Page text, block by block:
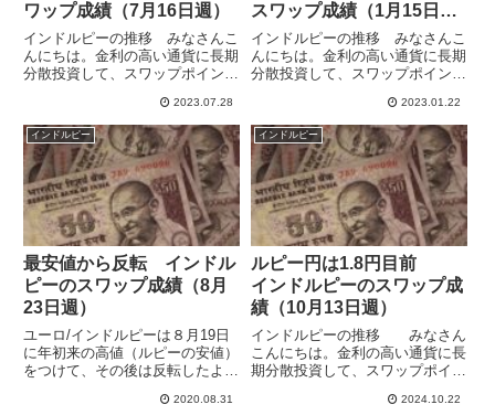
ワップ成績（7月16日週）
インドルピーの推移 みなさんこ
んにちは。金利の高い通貨に長期
分散投資して、スワップポイント
す。米ドル・メキシコペソ・トル
コリラ・ブラジルレアル・インド
ルピー・ポーランドズロチ・チェ
ココルナ・ハンガリーフォリント
の...
2023.07.28
スワップ成績（1月15日
週）
インドルピーの推移 みなさんこ
んにちは。金利の高い通貨に長期
分散投資して、スワップポイント
す。10通貨で運用していました
が、英ポンドをすべて決済して、
米ドル・メキシコペソ・南アフリ
カランド・トルコリラ・ブラジル
レ...
2023.01.22
インドルピー
最安値から反転 インドル
ピーのスワップ成績（8月
23日週）
ユーロ/インドルピーは８月19日
に年初来の高値（ルピーの安値）
をつけて、その後は反転したよう
ピー(1.51%)の大幅なユーロ安・
2020.08.31
インドルピー
ルピー円は1.8円目前
インドルピーのスワップ成
績（10月13日週）
インドルピーの推移 みなさん
こんにちは。金利の高い通貨に長
期分散投資して、スワップポイン
す。自身の記録もかねてブログで
2024.10.22